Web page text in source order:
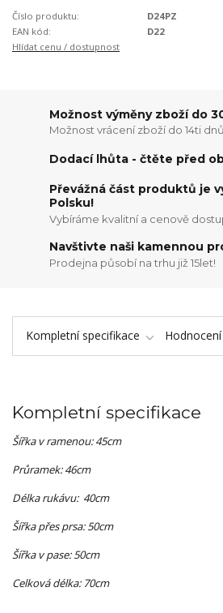
Číslo produktu:
D24PZ
EAN kód:
D22
Hlídat cenu / dostupnost
Možnost výměny zboží do
Možnost vrácení zboží do 14ti dnů
Dodací lhůta - čtěte před
Převážná část produktů je
Polsku!
Vybíráme kvalitní a cenově
Navštivte naši kamennou
Prodejna působí na trhu již 15let!
Kompletní specifikace Hodnocení
Kompletní specifikace
Šířka v ramenou: 45cm
Průramek: 46cm
Délka rukávu: 40cm
Šířka přes prsa: 50cm
Šířka v pase: 50cm
Celková délka: 70cm